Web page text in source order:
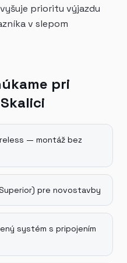
prioritu výjazdu
v slepom
pri
— montáž bez
pre novostavby
systém s pripojením